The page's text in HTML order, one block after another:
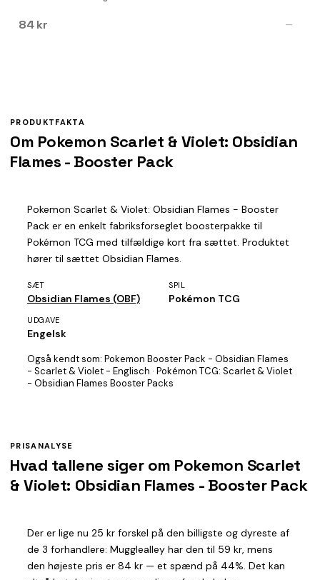
84 kr —
PRODUKTFAKTA
Om Pokemon Scarlet & Violet: Obsidian
Flames - Booster Pack
Pokemon Scarlet & Violet: Obsidian Flames - Booster
Pack er en enkelt fabriksforseglet boosterpakke til
Pokémon TCG med tilfældige kort fra sættet. Produktet
hører til sættet Obsidian Flames.
SÆT
Obsidian Flames (OBF)
SPIL
Pokémon TCG
UDGAVE
Engelsk
Også kendt som: Pokemon Booster Pack - Obsidian Flames
- Scarlet & Violet - Englisch · Pokémon TCG: Scarlet & Violet
- Obsidian Flames Booster Packs
PRISANALYSE
Hvad tallene siger om Pokemon Scarlet
& Violet: Obsidian Flames - Booster Pack
Der er lige nu 25 kr forskel på den billigste og dyreste af
de 3 forhandlere: Mugglealley har den til 59 kr, mens
den højeste pris er 84 kr — et spænd på 44%. Det kan